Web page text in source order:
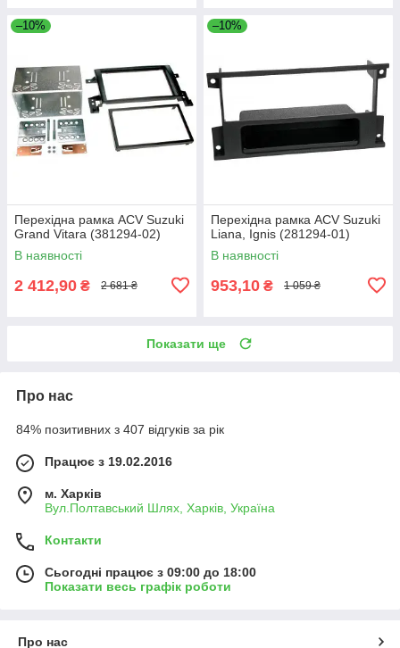
–10%
Перехідна рамка ACV Suzuki
Grand Vitara (381294-02)
В наявності
2 412,90 ₴ 2 681 ₴
–10%
Перехідна рамка ACV Suzuki
Liana, Ignis (281294-01)
В наявності
953,10 ₴ 1 059 ₴
Показати ще
Про нас
84% позитивних з 407 відгуків за рік
Працює з 19.02.2016
м. Харків
Вул.Полтавський Шлях, Харків, Україна
Контакти
Сьогодні працює з 09:00 до 18:00
Показати весь графік роботи
Про нас